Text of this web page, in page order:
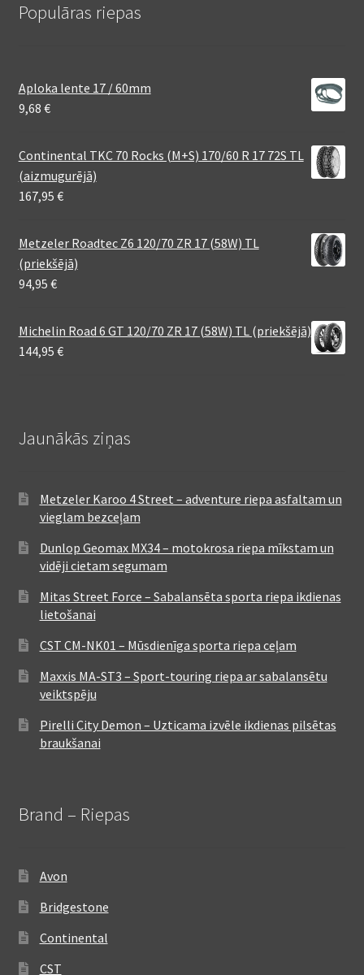
Populāras riepas
Aploka lente 17 / 60mm
9,68 €
Continental TKC 70 Rocks (M+S) 170/60 R 17 72S TL
(aizmugurējā)
167,95 €
Metzeler Roadtec Z6 120/70 ZR 17 (58W) TL
(priekšējā)
94,95 €
Michelin Road 6 GT 120/70 ZR 17 (58W) TL (priekšējā)
144,95 €
Jaunākās ziņas
Metzeler Karoo 4 Street – adventure riepa asfaltam un
vieglam bezceļam
Dunlop Geomax MX34 – motokrosa riepa mīkstam un
vidēji cietam segumam
Mitas Street Force – Sabalansēta sporta riepa ikdienas
lietošanai
CST CM-NK01 – Mūsdienīga sporta riepa ceļam
Maxxis MA-ST3 – Sport-touring riepa ar sabalansētu
veiktspēju
Pirelli City Demon – Uzticama izvēle ikdienas pilsētas
braukšanai
Brand – Riepas
Avon
Bridgestone
Continental
CST